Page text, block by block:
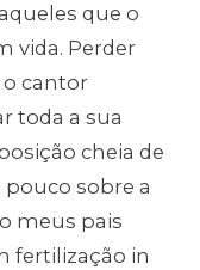
que o
vida. Perder
cantor
toda a sua
cheia de
sobre a
meus pais
fertilização in